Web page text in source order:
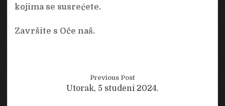
kojima se susrećete.
Završite s Oče naš.
Previous Post
Utorak, 5 studeni 2024.